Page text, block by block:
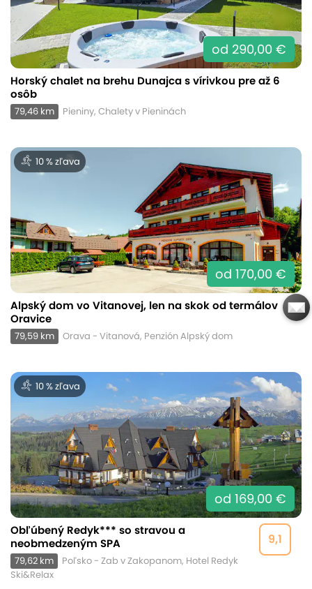
od 290,00 €
Horský chalet na brehu Dunajca s vírivkou pre až 6
osôb
79,46 km Pieniny, Chalety v Pieninách
10 % zľava
od 170,00 €
Alpský dom vo Vitanovej, len na skok od termálov
Oravice
79,59 km Orava - Vitanová, Penzión Alpský dom
10 % zľava
od 169,00 €
9,1
Obľúbený Redyk*** so stravou a
neobmedzeným SPA
79,62 km
Poľsko - Zab v Zakopanom, Hotel Redyk
Ski&Relax